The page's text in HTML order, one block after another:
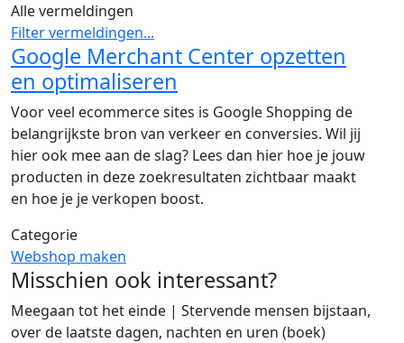
Alle vermeldingen
Filter vermeldingen...
Google Merchant Center opzetten
en optimaliseren
Voor veel ecommerce sites is Google Shopping de
belangrijkste bron van verkeer en conversies. Wil jij
hier ook mee aan de slag? Lees dan hier hoe je jouw
producten in deze zoekresultaten zichtbaar maakt
en hoe je je verkopen boost.
Categorie
Webshop maken
Misschien ook interessant?
Meegaan tot het einde | Stervende mensen bijstaan,
over de laatste dagen, nachten en uren (boek)